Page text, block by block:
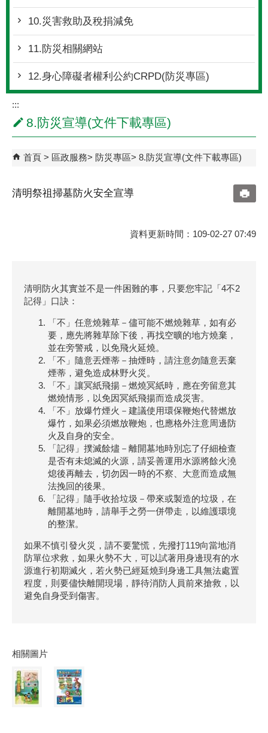
10.災害救助及稅捐減免
11.防災相關網站
12.身心障礙者權利公約CRPD(防災專區)
:::
8.防災宣導(文件下載專區)
首頁 區政服務 防災專區 8.防災宣導(文件下載專區)
清明祭祖掃墓防火安全宣導
資料更新時間：109-02-27 07:49
清明防火其實並不是一件困難的事，只要您牢記「4不2
記得」口訣：
「不」任意燒雜草－儘可能不燃燒雜草，如有必
要，應先將雜草除下後，再找空曠的地方燒棄，
並在旁警戒，以免飛火延燒。
「不」隨意丟煙蒂－抽煙時，請注意勿隨意丟棄
煙蒂，避免造成林野火災。
「不」讓冥紙飛揚－燃燒冥紙時，應在旁留意其
燃燒情形，以免因冥紙飛揚而造成災害。
「不」放爆竹煙火－建議使用環保鞭炮代替燃放
爆竹，如果必須燃放鞭炮，也應格外注意周邊防
火及自身的安全。
「記得」撲滅餘燼－離開墓地時別忘了仔細檢查
是否有未熄滅的火源，請妥善運用水源將餘火澆
熄後再離去，切勿因一時的不察、大意而造成無
法挽回的後果。
「記得」隨手收拾垃圾－帶來或製造的垃圾，在
離開墓地時，請舉手之勞一併帶走，以維護環境
的整潔。
如果不慎引發火災，請不要驚慌，先撥打119向當地消
防單位求救，如果火勢不大，可以試著用身邊現有的水
源進行初期滅火，若火勢已經延燒到身邊工具無法處置
程度，則要儘快離開現場，靜待消防人員前來搶救，以
避免自身受到傷害。
相關圖片